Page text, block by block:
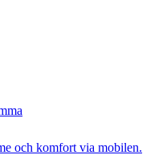
och komfort via mobilen.